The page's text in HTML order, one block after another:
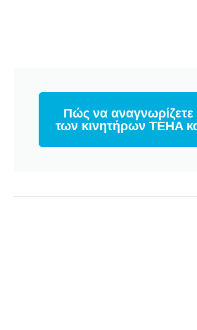
Πώς να αναγνωρίζετε
των κινητήρων TEHA